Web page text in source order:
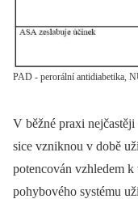
PAD - perorální antidiabetika,
V běžné praxi
sice vzniknou v době
potencován vzhledem
pohybového systému